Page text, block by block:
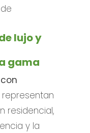
lujo y
gama
representan
residencial,
y la